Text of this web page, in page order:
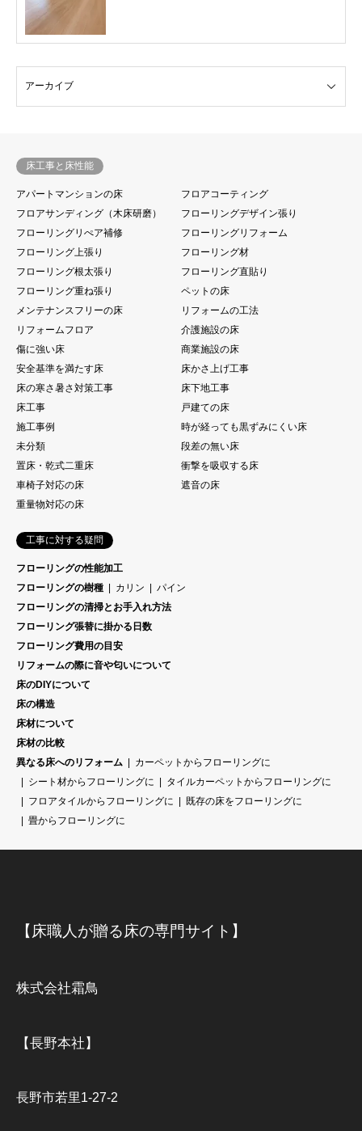
床工事と床性能
アパートマンションの床
フロアコーティング
フロアサンディング（木床研磨）
フローリングデザイン張り
フローリングリぺア補修
フローリングリフォーム
フローリング上張り
フローリング材
フローリング根太張り
フローリング直貼り
フローリング重ね張り
ペットの床
メンテナンスフリーの床
リフォームの工法
リフォームフロア
介護施設の床
傷に強い床
商業施設の床
安全基準を満たす床
床かさ上げ工事
床の寒さ暑さ対策工事
床下地工事
床工事
戸建ての床
施工事例
時が経っても黒ずみにくい床
未分類
段差の無い床
置床・乾式二重床
衝撃を吸収する床
車椅子対応の床
遮音の床
重量物対応の床
工事に対する疑問
フローリングの性能加工
フローリングの樹種
カリン
パイン
フローリングの清掃とお手入れ方法
フローリング張替に掛かる日数
フローリング費用の目安
リフォームの際に音や匂いについて
床のDIYについて
床の構造
床材について
床材の比較
異なる床へのリフォーム
カーペットからフローリングに
シート材からフローリングに
タイルカーペットからフローリングに
フロアタイルからフローリングに
既存の床をフローリングに
畳からフローリングに
【床職人が贈る床の専門サイト】
株式会社霜鳥
【長野本社】
長野市若里1-27-2